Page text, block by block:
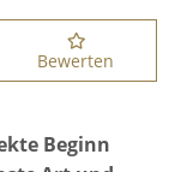
Bewerten
Beginn